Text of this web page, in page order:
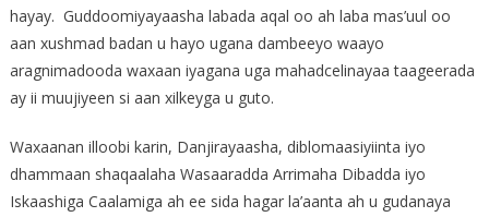
hayay. Guddoomiyayaasha labada aqal oo ah laba mas’uul oo
aan xushmad badan u hayo ugana dambeeyo waayo
aragnimadooda waxaan iyagana uga mahadcelinayaa taageerada
ay ii muujiyeen si aan xilkeyga u guto.
Waxaanan illoobi karin, Danjirayaasha, diblomaasiyiinta iyo
dhammaan shaqaalaha Wasaaradda Arrimaha Dibadda iyo
Iskaashiga Caalamiga ah ee sida hagar la’aanta ah u gudanaya